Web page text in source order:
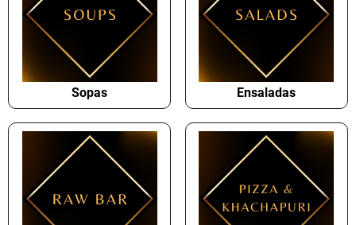
Sopas Ensaladas